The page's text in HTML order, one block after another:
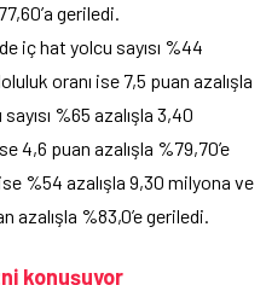
geriledi.
iç hat yolcu sayısı %44
oranı ise 7,5 puan azalışla
%65 azalışla 3,40
4,6 puan azalışla %79,70’e
%54 azalışla 9,30 milyona ve
azalışla %83,0’e geriledi.
konuşuyor